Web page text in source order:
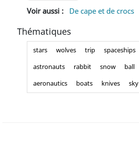
Voir aussi : De cape et de crocs
Thématiques
stars wolves trip spaceships
astronauts
rabbit snow ball
aeronautics
boats knives sky